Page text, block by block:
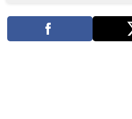
PHOTO
GUIDES D'ACHAT